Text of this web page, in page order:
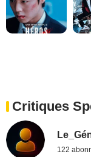
Critiques
122